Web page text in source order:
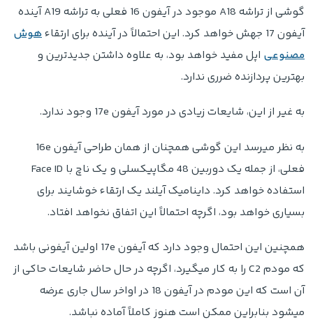
گوشی از تراشه A18 موجود در آیفون 16 فعلی به تراشه A19 آینده
آیفون 17 جهش خواهد کرد. این احتمالاً در آینده برای ارتقاء
هوش
مصنوعی اپل مفید خواهد بود، به علاوه داشتن جدیدترین و
بهترین پردازنده ضرری ندارد.
به غیر از این، شایعات زیادی در مورد آیفون 17e وجود ندارد.
به نظر میرسد این گوشی همچنان از همان طراحی آیفون 16e
فعلی، از جمله یک دوربین 48 مگاپیکسلی و یک ناچ با Face ID
استفاده خواهد کرد. داینامیک آیلند یک ارتقاء خوشایند برای
بسیاری خواهد بود، اگرچه احتمالاً این اتفاق نخواهد افتاد.
همچنین این احتمال وجود دارد که آیفون 17e اولین آیفونی باشد
که مودم C2 را به کار میگیرد، اگرچه در حال حاضر شایعات حاکی از
آن است که این مودم در آیفون 18 در اواخر سال جاری عرضه
میشود بنابراین ممکن است هنوز کاملاً آماده نباشد.